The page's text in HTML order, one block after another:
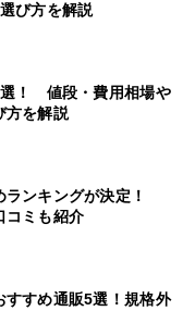
び方を解説
！ 値段・費用相場や
方を解説
ランキングが決定！
コミも紹介
すすめ通販5選！規格外